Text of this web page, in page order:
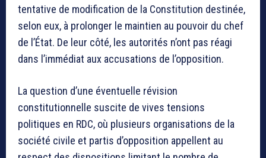
tentative de modification de la Constitution destinée,
selon eux, à prolonger le maintien au pouvoir du chef
de l’État. De leur côté, les autorités n’ont pas réagi
dans l’immédiat aux accusations de l’opposition.
La question d’une éventuelle révision
constitutionnelle suscite de vives tensions
politiques en RDC, où plusieurs organisations de la
société civile et partis d’opposition appellent au